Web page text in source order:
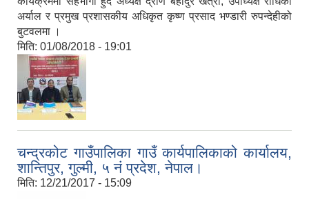
अर्याल र प्रमुख प्रशासकीय अधिकृत कृष्ण प्रसाद भण्डारी रुपन्देहीको
बुटवलमा ।
मिति: 01/08/2018 - 19:01
चन्द्रकोट गाउँपालिका गाउँ कार्यपालिकाको कार्यालय,
शान्तिपुर, गुल्मी, ५ नं प्रदेश, नेपाल।
मिति: 12/21/2017 - 15:09